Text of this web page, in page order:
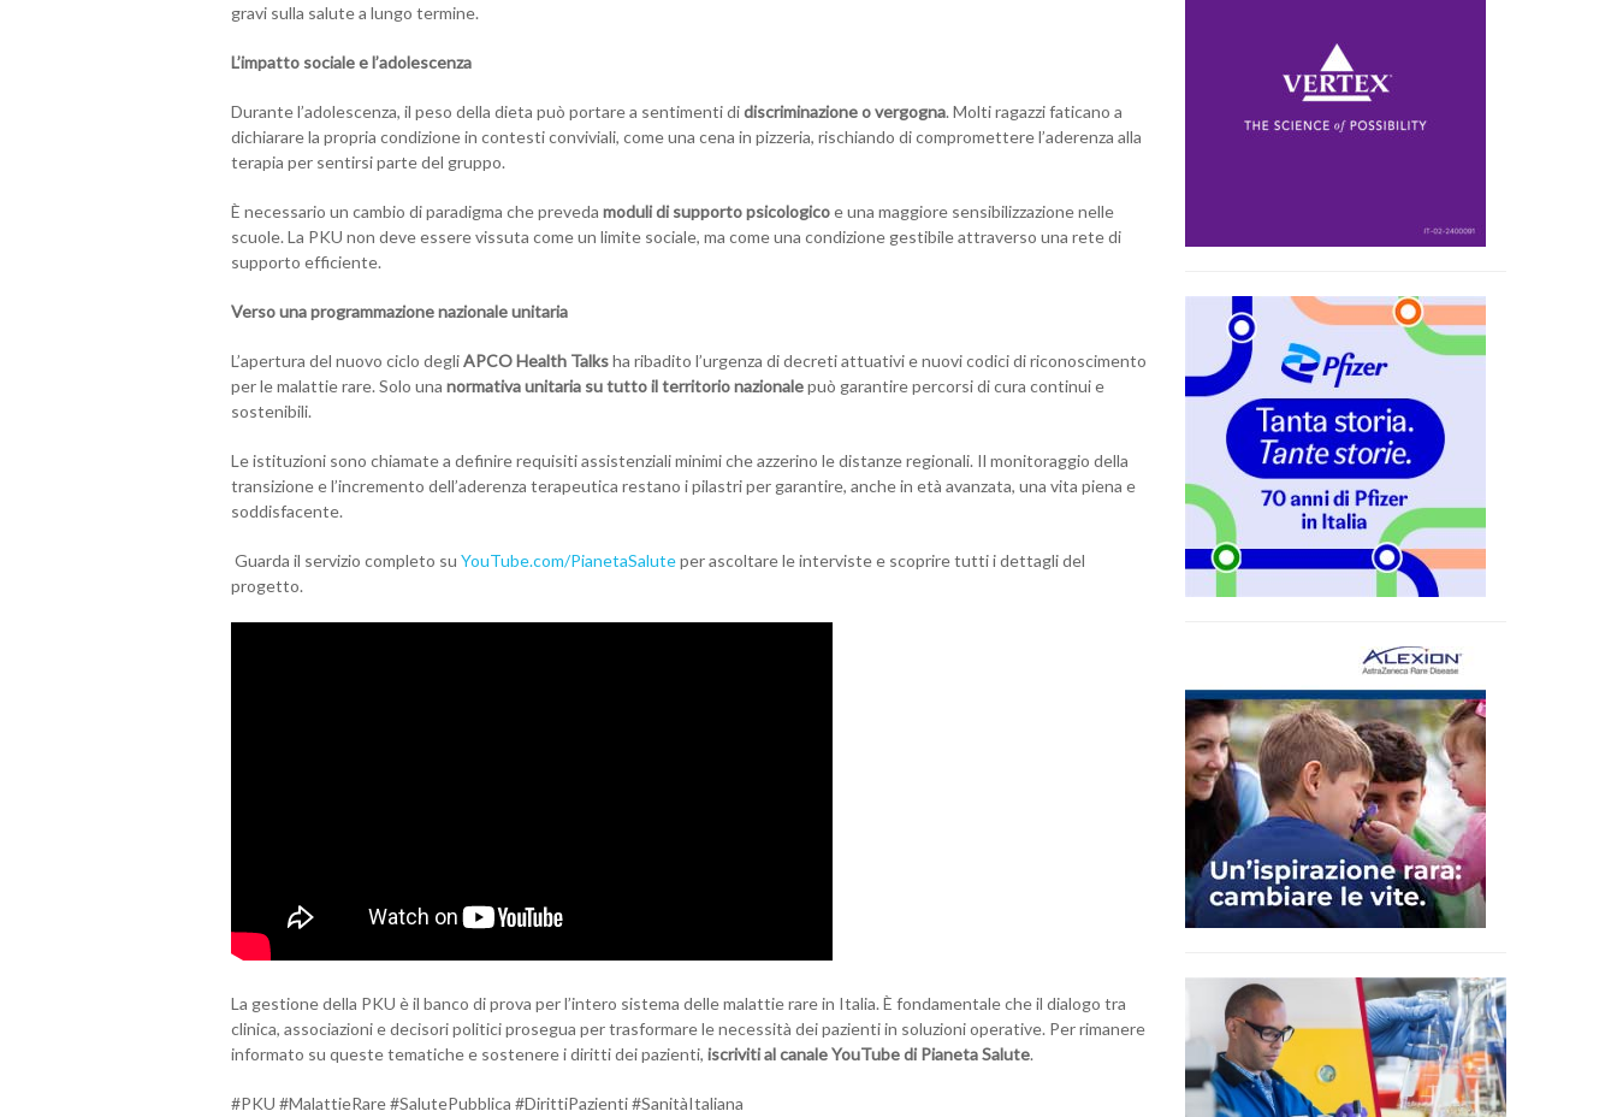
gravi sulla salute a lungo termine.
L’impatto sociale e l’adolescenza
Durante l’adolescenza, il peso della dieta può portare a sentimenti didiscriminazione o vergogna. Molti ragazzi faticano a
dichiarare la propria condizione in contesti conviviali, come una cena in pizzeria, rischiando di compromettere l’aderenza alla
terapia per sentirsi parte del gruppo.
È necessario un cambio di paradigma che preveda moduli di supporto psicologicoe una maggiore sensibilizzazione nelle
scuole. La PKU non deve essere vissuta come un limite sociale, ma come una condizione gestibile attraverso una rete di
supporto efficiente.
Verso una programmazione nazionale unitaria
L’apertura del nuovo ciclo degliAPCO Health Talksha ribadito l’urgenza di decreti attuativi e nuovi codici di riconoscimento
per le malattie rare. Solo una normativa unitaria su tutto il territorio nazionalepuò garantire percorsi di cura continui e
sostenibili.
Le istituzioni sono chiamate a definire requisiti assistenziali minimi che azzerino le distanze regionali. Il monitoraggio della
transizione e l’incremento dell’aderenza terapeutica restano i pilastri per garantire, anche in età avanzata, una vita piena e
soddisfacente.
Guarda il servizio completo su YouTube.com/PianetaSaluteper ascoltare le interviste e scoprire tutti i dettagli del
progetto.
La gestione della PKU è il banco di prova per l’intero sistema delle malattie rare in Italia. È fondamentale che il dialogo tra
clinica, associazioni e decisori politici prosegua per trasformare le necessità dei pazienti in soluzioni operative. Per rimanere
informato su queste tematiche e sostenere i diritti dei pazienti, iscriviti al canale YouTube di Pianeta Salute.
#PKU #MalattieRare #SalutePubblica #DirittiPazienti #SanitàItaliana